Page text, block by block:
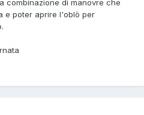
combinazione di manovre che
e poter aprire l'oblò per